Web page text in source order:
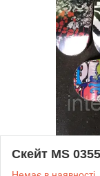
Скейт MS 0355